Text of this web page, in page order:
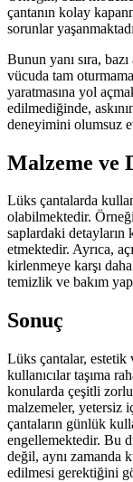
çantanın kolay
sorunlar
Bunun yanı sıra,
vücuda tam
yaratmasına yol
edilmediğinde,
deneyimini olumsuz
Malzeme ve
Lüks çantalarda
olabilmektedir.
saplardaki detayların
etmektedir. Ayrıca,
kirlenmeye karşı
temizlik ve bakım
Sonuç
Lüks çantalar, estetik
kullanıcılar taşıma
konularda çeşitli
malzemeler, yetersiz
çantaların günlük
engellemektedir. Bu
değil, aynı zamanda
edilmesi gerektiğini